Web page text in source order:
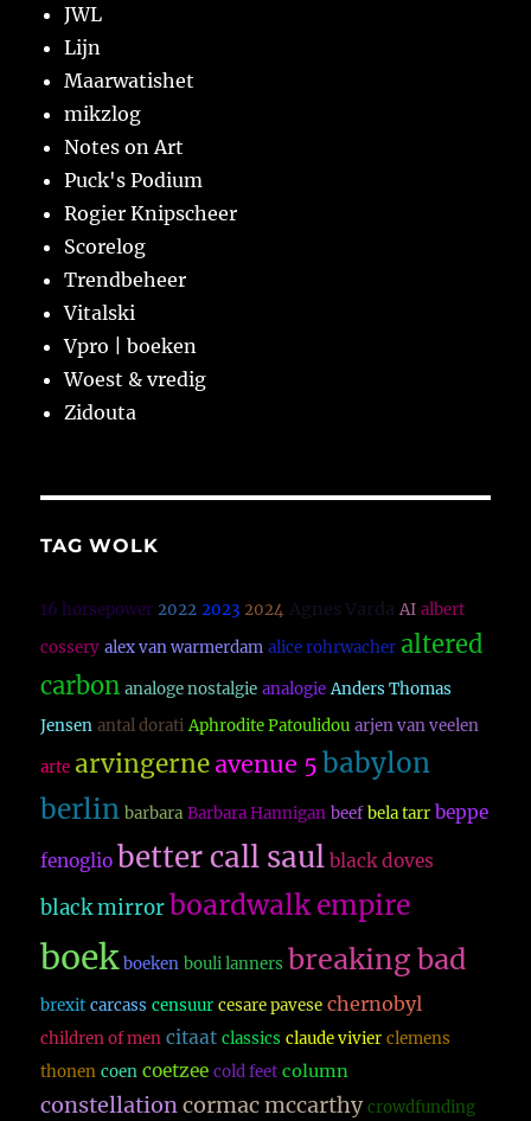
JWL
Lijn
Maarwatishet
mikzlog
Notes on Art
Puck's Podium
Rogier Knipscheer
Scorelog
Trendbeheer
Vitalski
Vpro | boeken
Woest & vredig
Zidouta
TAG WOLK
16 horsepower 2022 2023 2024 Agnes Varda AI albert
cossery alex van warmerdam alice rohrwacher altered
carbon analoge nostalgie analogie Anders Thomas
Jensen antal dorati Aphrodite Patoulidou arjen van veelen
arte arvingerne avenue 5 babylon
berlin barbara Barbara Hannigan beef bela tarr beppe
fenoglio better call saul black doves
black mirror boardwalk empire
boek boeken bouli lanners breaking bad
brexit carcass censuur cesare pavese chernobyl
children of men citaat classics claude vivier clemens
thonen coen coetzee cold feet column
constellationcormac mccarthy crowdfunding